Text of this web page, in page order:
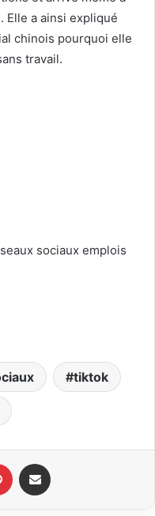
Elle a ainsi expliqué
chinois pourquoi elle
travail.
sociaux emplois
tiktok
Pinterest